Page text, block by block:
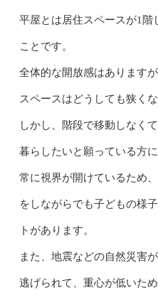
平屋とは居住スペースが1
ことです。
全体的な開放感はあります
スペースはどうしても狭くな
しかし、階段で移動しなく
暮らしたいと願っている方
常に視界が開けているため
をしながらでも子どもの様
トがあります。
また、地震などの自然災害
逃げられて、重心が低いた